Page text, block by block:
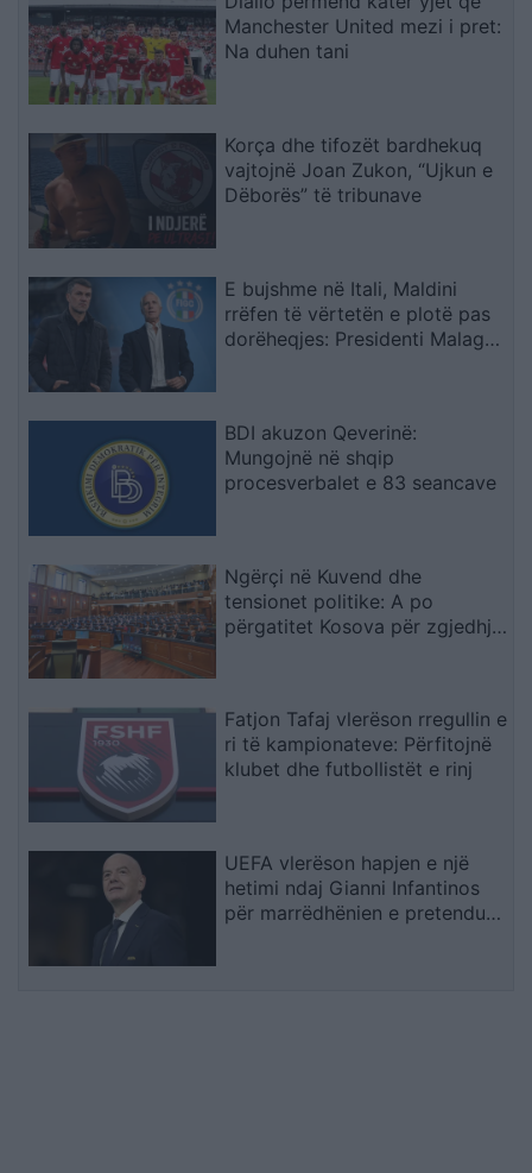
Manchester United mezi i pret:
Na duhen tani
Korça dhe tifozët bardhekuq
vajtojnë Joan Zukon, “Ujkun e
Dëborës” të tribunave
E bujshme në Itali, Maldini
rrëfen të vërtetën e plotë pas
dorëheqjes: Presidenti Malago
BDI akuzon Qeverinë:
Mungojnë në shqip
procesverbalet e 83 seancave
Ngërçi në Kuvend dhe
tensionet politike: A po
përgatitet Kosova për zgjedhje
Fatjon Tafaj vlerëson rregullin e
ri të kampionateve: Përfitojnë
klubet dhe futbollistët e rinj
UEFA vlerëson hapjen e një
hetimi ndaj Gianni Infantinos
për marrëdhënien e pretenduar